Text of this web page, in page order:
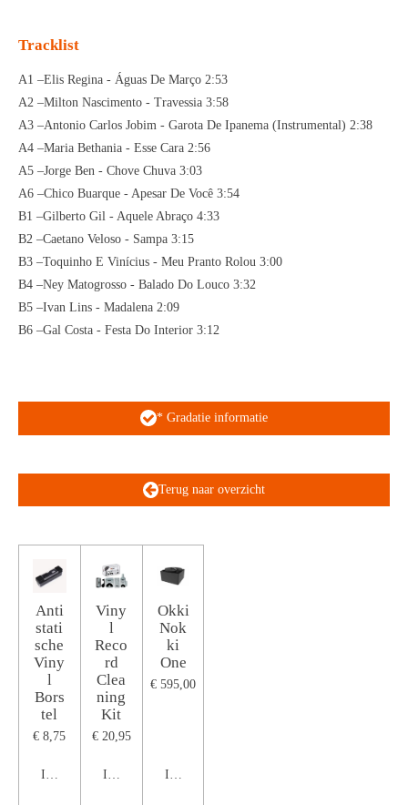
Tracklist
A1 –Elis Regina - Águas De Março 2:53
A2 –Milton Nascimento - Travessia 3:58
A3 –Antonio Carlos Jobim - Garota De Ipanema (Instrumental) 2:38
A4 –Maria Bethania - Esse Cara 2:56
A5 –Jorge Ben - Chove Chuva 3:03
A6 –Chico Buarque - Apesar De Você 3:54
B1 –Gilberto Gil - Aquele Abraço 4:33
B2 –Caetano Veloso - Sampa 3:15
B3 –Toquinho E Vinícius - Meu Pranto Rolou 3:00
B4 –Ney Matogrosso - Balado Do Louco 3:32
B5 –Ivan Lins - Madalena 2:09
B6 –Gal Costa - Festa Do Interior 3:12
* Gradatie informatie
Terug naar overzicht
Anti
stati
sche
Viny
l
Bors
tel
€ 8,75
In winkelwagen
Viny
l
Reco
rd
Clea
ning
Kit
€ 20,95
In winkelwagen
Okki
Nok
ki
One
€ 595,00
In winkelwagen